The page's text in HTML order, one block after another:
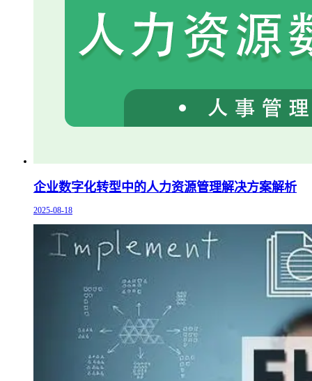
企业数字化转型中的人力资源管理解决方案解析
2025-08-18